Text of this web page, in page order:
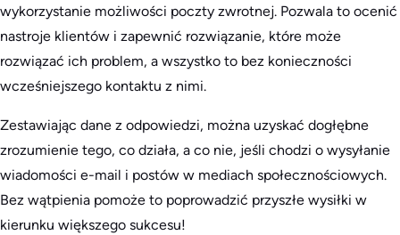
wykorzystanie możliwości poczty zwrotnej. Pozwala to ocenić
nastroje klientów i zapewnić rozwiązanie, które może
rozwiązać ich problem, a wszystko to bez konieczności
wcześniejszego kontaktu z nimi.
Zestawiając dane z odpowiedzi, można uzyskać dogłębne
zrozumienie tego, co działa, a co nie, jeśli chodzi o wysyłanie
wiadomości e-mail i postów w mediach społecznościowych.
Bez wątpienia pomoże to poprowadzić przyszłe wysiłki w
kierunku większego sukcesu!